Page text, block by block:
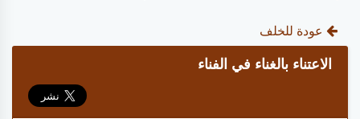
عودة للخلف
الاعتناء بالغناء في الفناء